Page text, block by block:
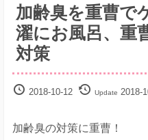
決
サ
イ
ト
加齢臭を重曹で
濯にお風呂、重
対策
2018-10-12 Update 2018-
加齢臭の対策に重曹！